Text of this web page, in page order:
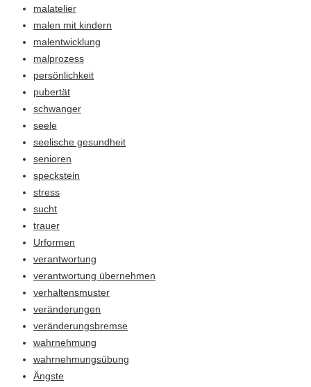
malatelier
malen mit kindern
malentwicklung
malprozess
persönlichkeit
pubertät
schwanger
seele
seelische gesundheit
senioren
speckstein
stress
sucht
trauer
Urformen
verantwortung
verantwortung übernehmen
verhaltensmuster
veränderungen
veränderungsbremse
wahrnehmung
wahrnehmungsübung
Ängste